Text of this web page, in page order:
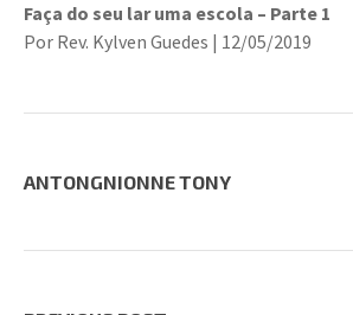
Faça do seu lar uma escola – Parte 1
Por Rev. Kylven Guedes | 12/05/2019
ANTONGNIONNE TONY